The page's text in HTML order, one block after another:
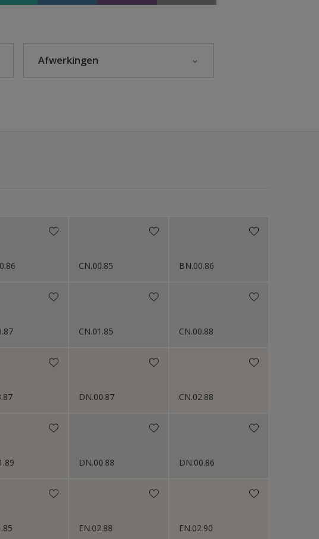
Afwerkingen
CN.00.85 BN.00.86
CN.01.85 CN.00.88
DN.00.87 CN.02.88
DN.00.88 DN.00.86
EN.02.88 EN.02.90